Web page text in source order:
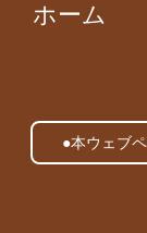
ホーム
●本ウェブ